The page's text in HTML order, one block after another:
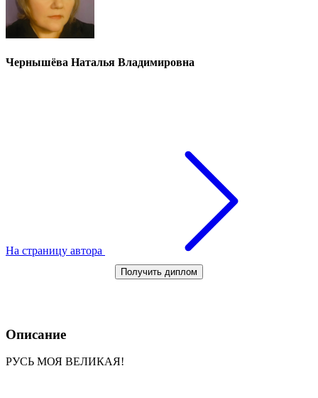
Чернышёва Наталья Владимировна
На страницу автора
Получить диплом
Описание
РУСЬ МОЯ ВЕЛИКАЯ!